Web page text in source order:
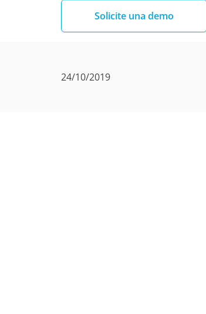
Solicite una demo
24/10/2019